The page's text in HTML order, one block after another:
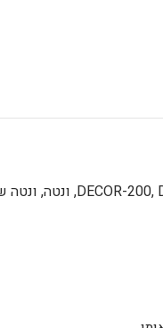
DECOR-200,
, ונטה, ונטה